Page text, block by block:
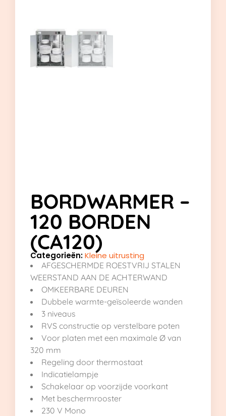
BORDWARMER –
120 BORDEN
(CA120)
Categorieën:Kleine uitrusting
AFGESCHERMDE ROESTVRIJ STALEN
WEERSTAND AAN DE ACHTERWAND
OMKEERBARE DEUREN
Dubbele warmte-geïsoleerde wanden
3 niveaus
RVS constructie op verstelbare poten
Voor platen met een maximale Ø van
320 mm
Regeling door thermostaat
Indicatielampje
Schakelaar op voorzijde voorkant
Met beschermrooster
230 V Mono